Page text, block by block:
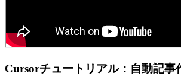
Cursorチュートリアル：自動記事